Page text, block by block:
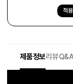
적
제품정보리뷰